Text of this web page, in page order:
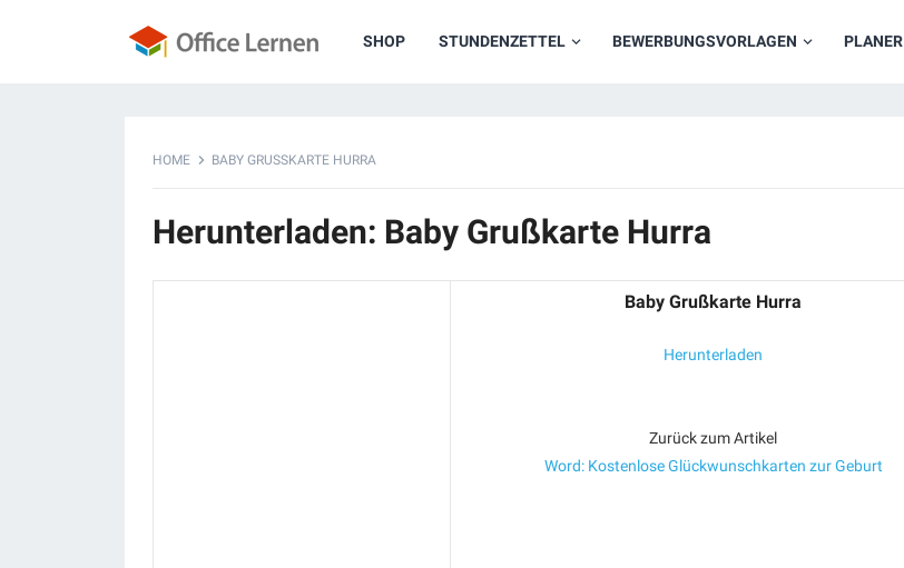
SHOP STUNDENZETTEL BEWERBUNGSVORLAGEN PLANER
HOME BABY GRUSSKARTE HURRA
Herunterladen: Baby Grußkarte Hurra
Baby Grußkarte Hurra
Herunterladen
Zurück zum Artikel
Word: Kostenlose Glückwunschkarten zur Geburt